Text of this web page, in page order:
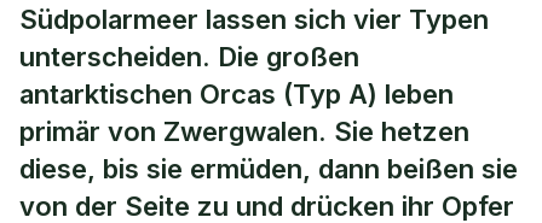
Südpolarmeer lassen sich vier Typen
unterscheiden. Die großen
antarktischen Orcas (Typ A) leben
primär von Zwergwalen. Sie hetzen
diese, bis sie ermüden, dann beißen sie
von der Seite zu und drücken ihr Opfer